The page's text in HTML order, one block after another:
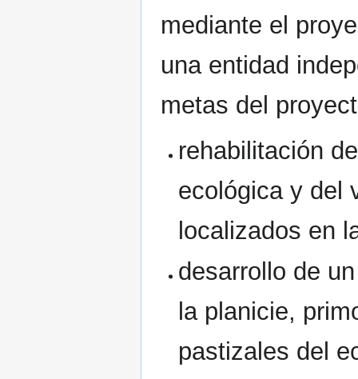
mediante el
una entidad
metas del
rehabilitación
ecológica y del
localizados en
desarrollo de
la planicie,
pastizales del